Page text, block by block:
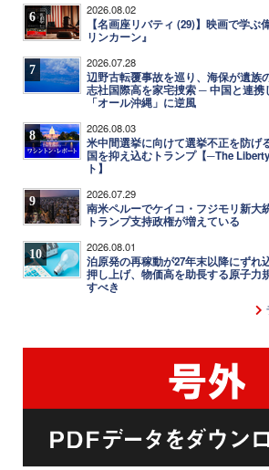
6 2026.08.02
【名画座リバティ (29)】映画で学
リンカーン』
7 2026.07.28
辺野古転覆事故を巡り、海保が遺族
志社国際高を家宅捜索 ─ 中国と連携
「オール沖縄」に逆風
8 2026.08.03
米中間選挙に向けて選挙不正を防げ
国を抑え込むトランプ【─The
ト】
9 2026.07.29
南米ペルーでケイコ・フジモリ新大
トランプ支持政権が増えている
10 2026.08.01
泊原発の再稼動が27年末以降にずれ
押し上げ、物価高を助長する原子力
すべき